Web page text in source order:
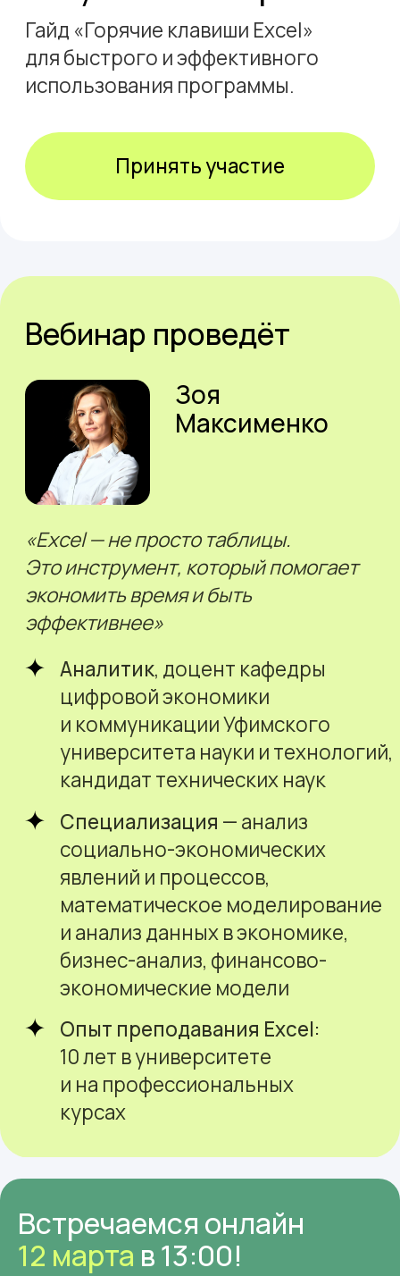
Встречаемся онлайн
12 марта в 13:00!